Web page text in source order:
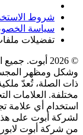
شروط
سياسة
تفضيلات
© 2026
وشكل ومظهر المجس،
ذات الصلة، تُعدّ
مختلفة. العلامات
استخدام أي علامة
لشركة أبوت على
من شركة أبوت